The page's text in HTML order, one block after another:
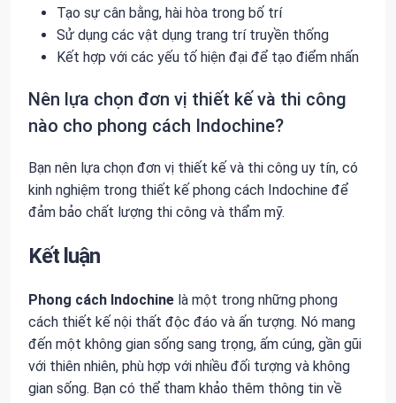
Tạo sự cân bằng, hài hòa trong bố trí
Sử dụng các vật dụng trang trí truyền thống
Kết hợp với các yếu tố hiện đại để tạo điểm nhấn
Nên lựa chọn đơn vị thiết kế và thi công
nào cho phong cách Indochine?
Bạn nên lựa chọn đơn vị thiết kế và thi công uy tín, có
kinh nghiệm trong thiết kế phong cách Indochine để
đảm bảo chất lượng thi công và thẩm mỹ.
Kết luận
Phong cách Indochine là một trong những phong
cách thiết kế nội thất độc đáo và ấn tượng. Nó mang
đến một không gian sống sang trọng, ấm cúng, gần gũi
với thiên nhiên, phù hợp với nhiều đối tượng và không
gian sống. Bạn có thể tham khảo thêm thông tin về